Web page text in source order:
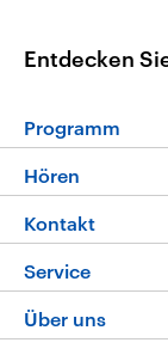
Entdecken
Programm
Programm
Die
Neue
Hören
Livestream
Podcasts
Kontakt
Service
FAQ
Über uns